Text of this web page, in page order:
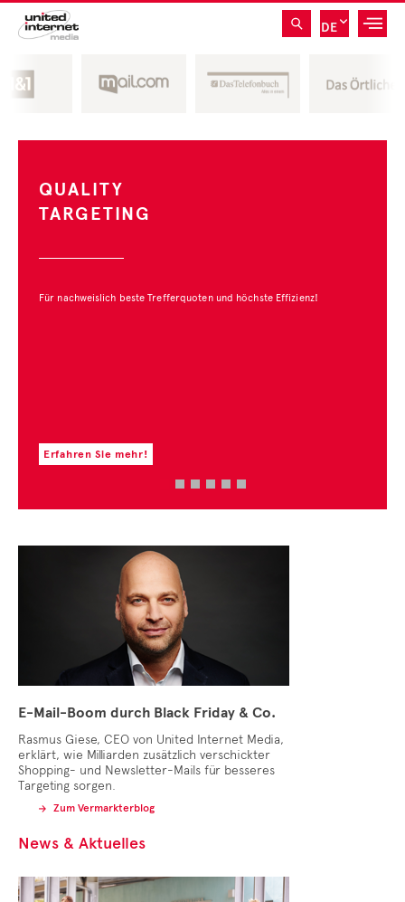
DE
QUALITY
TARGETING
Für nachweislich beste Trefferquoten und höchste Effizienz!
Erfahren Sie mehr!
E-Mail-Boom durch Black Friday & Co.
Rasmus Giese, CEO von United Internet Media,
erklärt, wie Milliarden zusätzlich verschickter
Shopping- und Newsletter-Mails für besseres
Targeting sorgen.
Zum Vermarkterblog
News & Aktuelles